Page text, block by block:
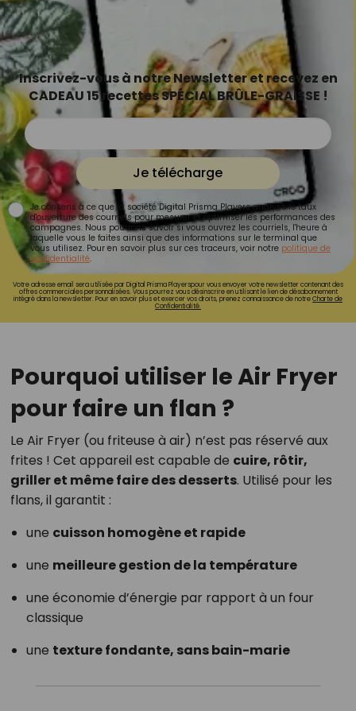
Inscrivez-vous à notre Newsletter et recevez en
CADEAU 15 recettes SPÉCIAL BRÛLE-GRAISSE !
Je télécharge
Je consens à ce que la société Digital Prisma Players analyse le taux
d'ouverture des courriels pour mesurer et optimiser les performances des
campagnes. Nous pourrons savoir si vous ouvrez les courriels, l'heure à
laquelle vous le faites ainsi que des informations sur le terminal que
vous utilisez. Pour en savoir plus sur ces traceurs, voir notre politique de
confidentialité.
Votre adresse email sera utilisée par Digital Prisma Playerspour vous envoyer votre newsletter contenant des
offres commerciales personnalisées. Vous pourrez vous désinscrire en utilisant le lien de désabonnement
intégré dans la newsletter. Pour en savoir plus et exercer vos droits, prenez connaissance de notreCharte de
Confidentialité.
Pourquoi utiliser le Air Fryer
pour faire un flan ?
Le Air Fryer (ou friteuse à air) n’est pas réservé aux
frites ! Cet appareil est capable de cuire, rôtir,
griller et même faire des desserts. Utilisé pour les
flans, il garantit :
une cuisson homogène et rapide
une meilleure gestion de la température
une économie d’énergie par rapport à un four
classique
une texture fondante, sans bain-marie